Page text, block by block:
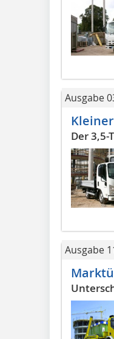
Ausgabe
Der 3,5-
Ausgabe